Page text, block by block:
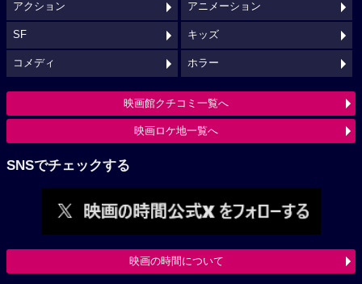
アクション アニメーション
SF キッズ
コメディ ホラー
映画館クチコミ一覧へ
映画ロケ地一覧へ
SNSでチェックする
映画の時間について